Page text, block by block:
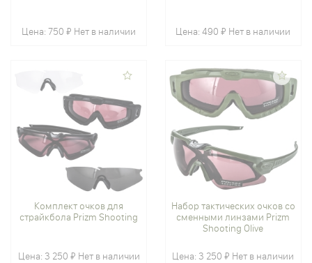
Цена:750 ₽ Нет в наличии Цена:490 ₽ Нет в наличии
Комплект очков для
страйкбола Prizm Shooting
Цена: 3 250 ₽ Нет в наличии
Набор тактических очков со
сменными линзами Prizm
Shooting Olive
Цена: 3 250 ₽ Нет в наличии